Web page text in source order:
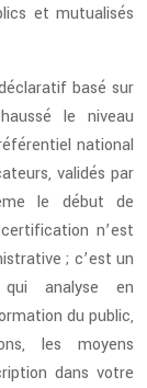
et mutualisés
basé sur
le niveau
national
validés par
le début de
n’est
; c’est un
analyse en
du public,
les moyens
dans votre